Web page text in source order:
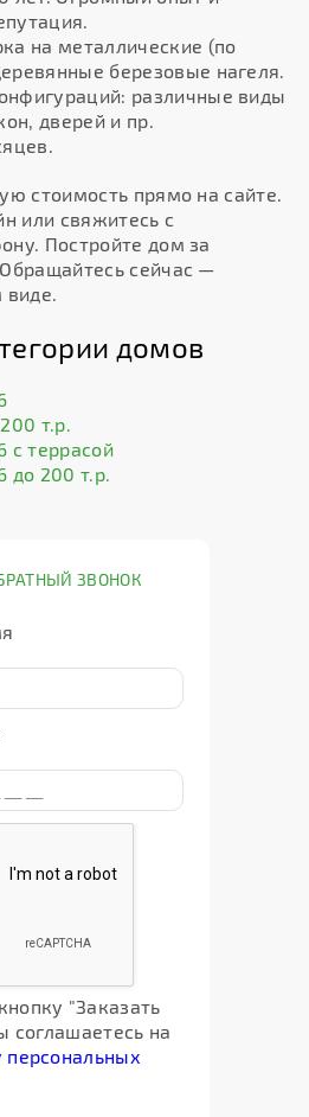
на металлические (по
березовые нагеля.
различные виды
дверей и пр.
стоимость прямо на сайте.
или свяжитесь с
Постройте дом за
сейчас —
виде.
домов
т.р.
с террасой
до 200 т.р.
ЗВОНОК
"Заказать
соглашаетесь на
персональных